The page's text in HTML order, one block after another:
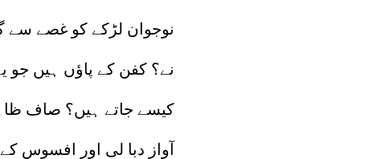
نوجوان لڑکے کو غصے سے
نے؟ کفن کے پاؤں ہیں جو
کیسے جاتے ہیں؟ صاف
آواز دبا لی اور افسوس